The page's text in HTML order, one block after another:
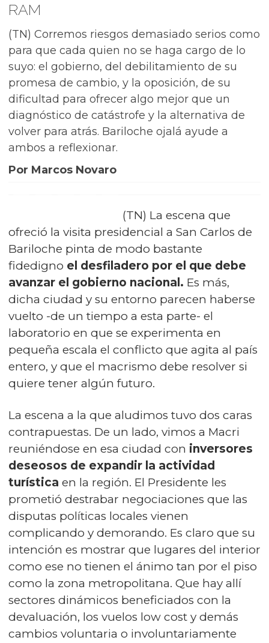
RAM
(TN) Corremos riesgos demasiado serios como
para que cada quien no se haga cargo de lo
suyo: el gobierno, del debilitamiento de su
promesa de cambio, y la oposición, de su
dificultad para ofrecer algo mejor que un
diagnóstico de catástrofe y la alternativa de
volver para atrás. Bariloche ojalá ayude a
ambos a reflexionar.
Por Marcos Novaro
(TN) La escena que
ofreció la visita presidencial a San Carlos de
Bariloche pinta de modo bastante
fidedigno el desfiladero por el que debe
avanzar el gobierno nacional. Es más,
dicha ciudad y su entorno parecen haberse
vuelto -de un tiempo a esta parte- el
laboratorio en que se experimenta en
pequeña escala el conflicto que agita al país
entero, y que el macrismo debe resolver si
quiere tener algún futuro.
La escena a la que aludimos tuvo dos caras
contrapuestas. De un lado, vimos a Macri
reuniéndose en esa ciudad con inversores
deseosos de expandir la actividad
turística en la región. El Presidente les
prometió destrabar negociaciones que las
disputas políticas locales vienen
complicando y demorando. Es claro que su
intención es mostrar que lugares del interior
como ese no tienen el ánimo tan por el piso
como la zona metropolitana. Que hay allí
sectores dinámicos beneficiados con la
devaluación, los vuelos low cost y demás
cambios voluntaria o involuntariamente